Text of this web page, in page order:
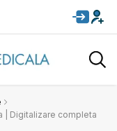
| Digitalizare completa